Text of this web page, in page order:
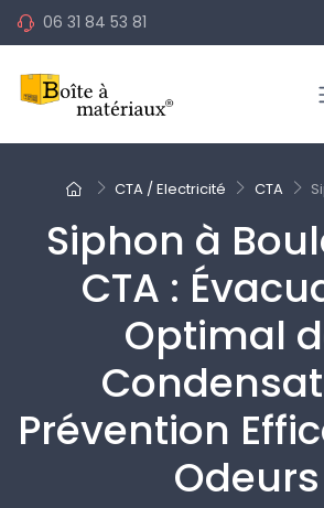
06 31 84 53 81
CTA / Electricité CTA
Siphon à
CTA :
Optimal
Prévention
Odeurs